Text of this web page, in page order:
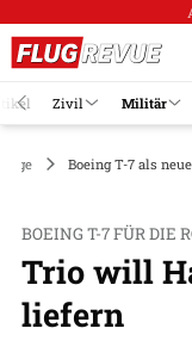
Zivil Militär
Boeing T-7 als
BOEING T-7 FÜR DIE
Trio will
liefern